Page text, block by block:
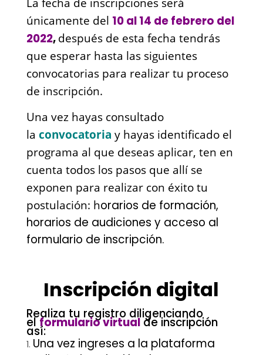
únicamente del 10 al 14 de febrero del
2022, después de esta fecha tendrás
que esperar hasta las siguientes
convocatorias para realizar tu proceso
de inscripción.
Una vez hayas consultado
la convocatoria y hayas identificado el
programa al que deseas aplicar, ten en
cuenta todos los pasos que allí se
exponen para realizar con éxito tu
postulación: horarios de formación,
horarios de audiciones y acceso al
formulario de inscripción.
Inscripción digital
Realiza tu registro diligenciando
el formulario virtualde inscripción
así:
Una vez ingreses a la plataforma